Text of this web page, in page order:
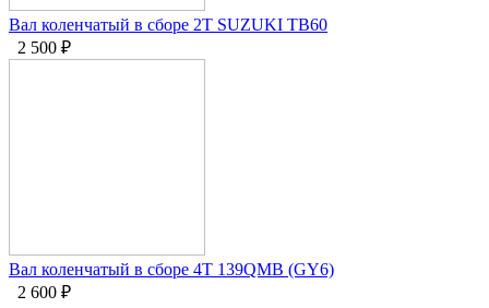
Вал коленчатый в сборе 2Т SUZUKI TB60
2 500 ₽
Вал коленчатый в сборе 4Т 139QMB (GY6)
2 600 ₽